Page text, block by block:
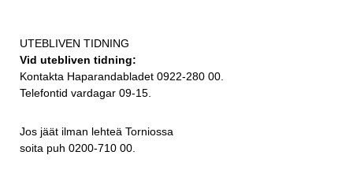
UTEBLIVEN TIDNING
Vid utebliven tidning:
Kontakta Haparandabladet 0922-280 00.
Telefontid vardagar 09-15.
Jos jäät ilman lehteä Torniossa
soita puh 0200-710 00.